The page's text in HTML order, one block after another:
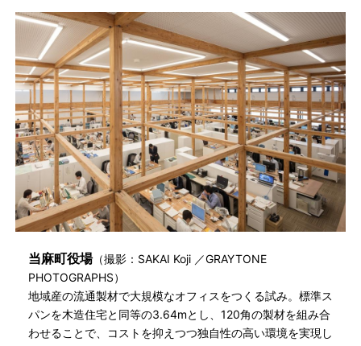
当麻町役場（撮影：SAKAI Koji ／GRAYTONE
PHOTOGRAPHS）
地域産の流通製材で大規模なオフィスをつくる試み。標準ス
パンを木造住宅と同等の3.64mとし、120角の製材を組み合
わせることで、コストを抑えつつ独自性の高い環境を実現し